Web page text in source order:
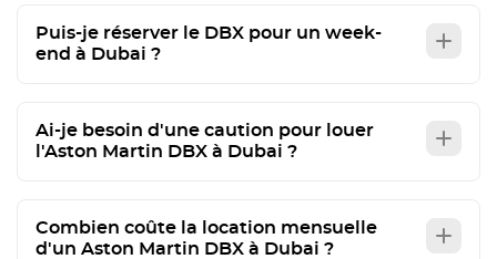
Puis-je réserver le DBX pour un week-
end à Dubai ?
Ai-je besoin d'une caution pour louer
l'Aston Martin DBX à Dubai ?
Combien coûte la location mensuelle
d'un Aston Martin DBX à Dubai ?